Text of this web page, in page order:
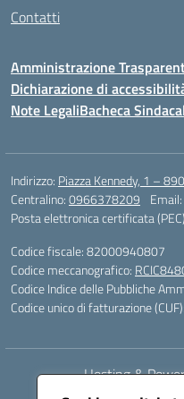
Contatti
Amministrazione
Dichiarazione di
Note LegaliBacheca
Indirizzo: Piazza Kennedy, 1 –
Centralino:0966378209 Email:
Posta elettronica certificata
Codice fiscale: 82000940807
Codice meccanografico:
Codice Indice delle Pubbliche
Codice unico di fatturazione
Hosting &